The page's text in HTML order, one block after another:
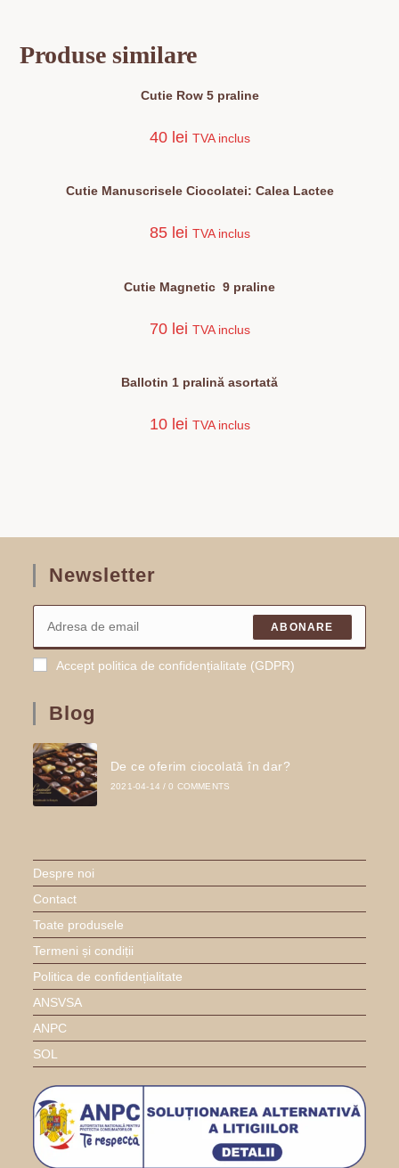
Produse similare
Cutie Row 5 praline
40 lei TVA inclus
are
mai
Opțiunile
în
pagina
Cutie Manuscrisele Ciocolatei: Calea Lactee
85 lei TVA inclus
Cutie Magnetic 9 praline
70 lei TVA inclus
Ballotin 1 pralină asortată
10 lei TVA inclus
Newsletter
ABONARE
Accept politica de confidențialitate (GDPR)
Blog
De ce oferim ciocolată în dar?
2021-04-14 / 0 COMMENTS
Despre noi
Contact
Toate produsele
Termeni și condiții
Politica de confidențialitate
ANSVSA
ANPC
SOL